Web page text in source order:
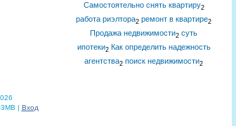
Самостоятельно снять квартиру2
работа риэлтора2 ремонт в квартире2
Продажа недвижимости2 суть
ипотеки2 Как определить надежность
агентства2 поиск недвижимости2
| Вход